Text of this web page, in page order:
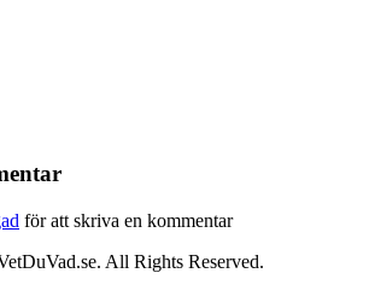
för att skriva en kommentar
All Rights Reserved.